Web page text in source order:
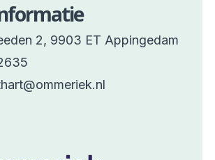
2, 9903 ET Appingedam